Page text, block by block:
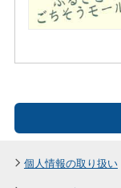
個人情報の取り扱い